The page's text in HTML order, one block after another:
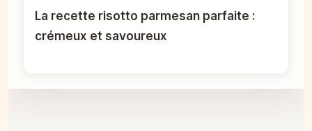
La recette risotto parmesan parfaite :
crémeux et savoureux